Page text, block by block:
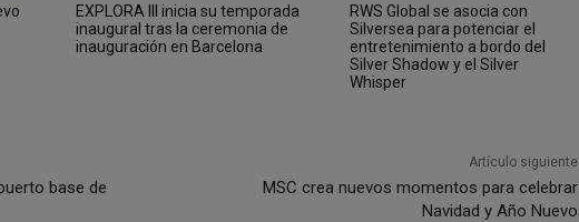
EXPLORA III inicia su temporada
inaugural tras la ceremonia de
inauguración en Barcelona
RWS Global se asocia con
Silversea para potenciar el
entretenimiento a bordo del
Silver Shadow y el Silver
Whisper
base de
Artículo siguiente
MSC crea nuevos momentos para celebrar
Navidad y Año Nuevo